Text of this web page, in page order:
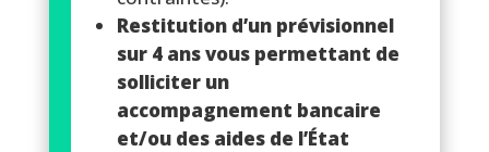
Restitution d’un prévisionnel
sur 4 ans vous permettant de
solliciter un
accompagnement bancaire
et/ou des aides de l’État